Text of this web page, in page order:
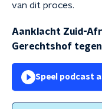
van dit proces.
Aanklacht Zuid-
Gerechtshof tegen
Speel podcast